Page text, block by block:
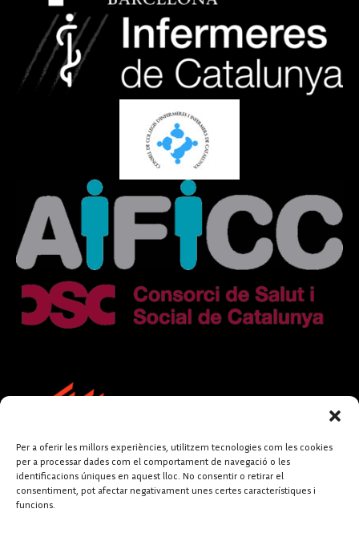
Per a oferir les millors experiències, utilitzem tecnologies com les cookies
per a processar dades com el comportament de navegació o les
identificacions úniques en aquest lloc. No consentir o retirar el
consentiment, pot afectar negativament unes certes característiques i
funcions.